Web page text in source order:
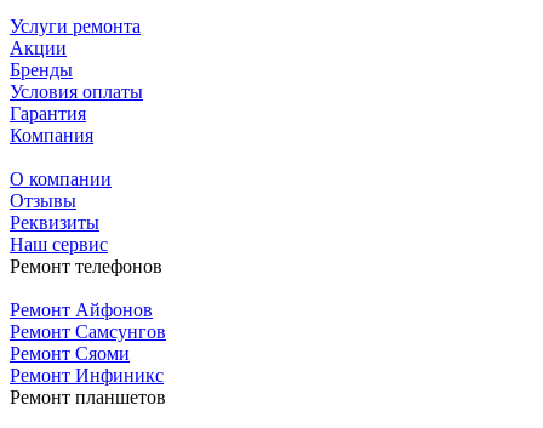
Услуги ремонта
Акции
Бренды
Условия оплаты
Гарантия
Компания
О компании
Отзывы
Реквизиты
Наш сервис
Ремонт телефонов
Ремонт Айфонов
Ремонт Самсунгов
Ремонт Сяоми
Ремонт Инфиникс
Ремонт планшетов